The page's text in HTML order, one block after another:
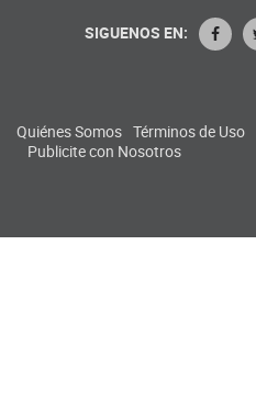
SIGUENOS EN:
Quiénes Somos Términos de Uso
Publicite con Nosotros